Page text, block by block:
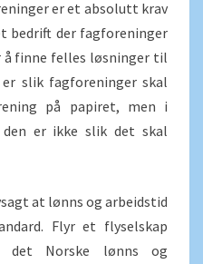
er et absolutt krav
bedrift der fagforeninger
å finne felles løsninger til
slik fagforeninger skal
på papiret, men i
er ikke slik det skal
at lønns og arbeidstid
Flyr et flyselskap
det Norske lønns og